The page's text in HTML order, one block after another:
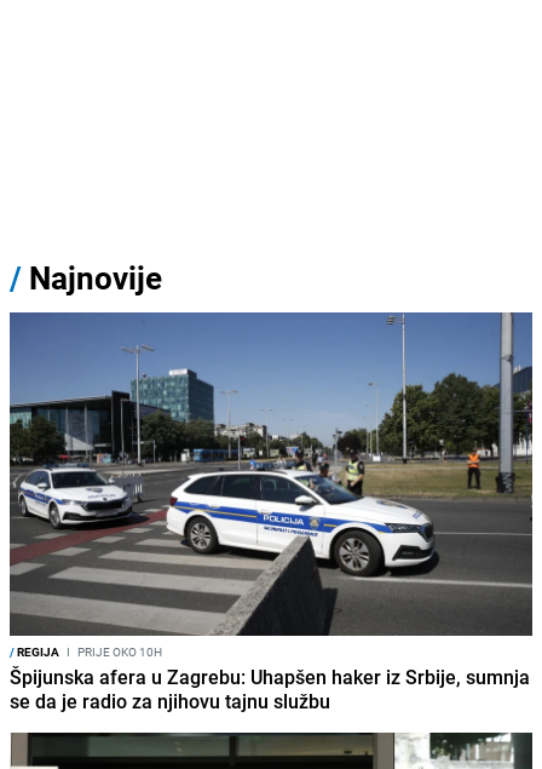
/ Najnovije
/REGIJA I PRIJE OKO 10H
Špijunska afera u Zagrebu: Uhapšen haker iz Srbije, sumnja
se da je radio za njihovu tajnu službu